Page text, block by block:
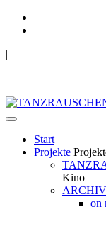
|
Start
Projekte
Kino
ARCHIV
on